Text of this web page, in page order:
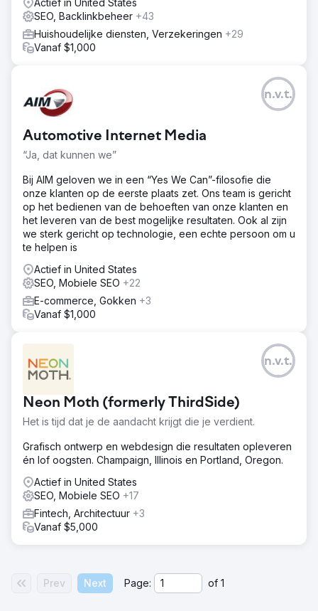
Naar bureaupagina
SEO, Backlinkbeheer +43
Huishoudelijke diensten, Verzekeringen +29
Vanaf $1,000
Automotive Internet Media
“Ja, dat kunnen we”
n.v.t.
Bij AIM geloven we in een “Yes We Can”-filosofie die
onze klanten op de eerste plaats zet. Ons team is gericht
op het bedienen van de behoeften van onze klanten en
het leveren van de best mogelijke resultaten. Ook al zijn
we sterk gericht op technologie, een echte persoon om u
te helpen is
Actief in United States
SEO, Mobiele SEO +22
E-commerce, Gokken +3
Vanaf $1,000
Neon Moth (formerly ThirdSide)
Het is tijd dat je de aandacht krijgt die je verdient.
n.v.t.
Grafisch ontwerp en webdesign die resultaten opleveren
én lof oogsten. Champaign, Illinois en Portland, Oregon.
Actief in United States
SEO, Mobiele SEO +17
Fintech, Architectuur +3
Vanaf $5,000
Prev Next Page: of 1